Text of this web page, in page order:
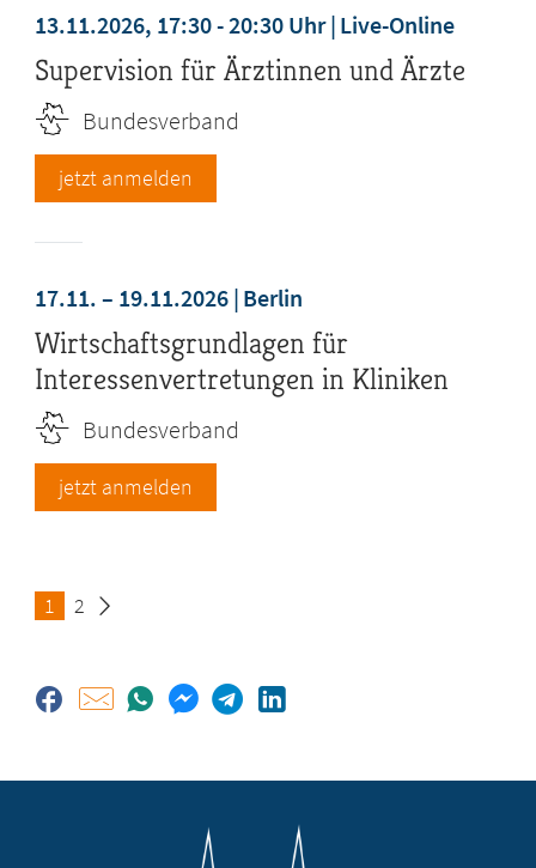
13.11.2026, 17:30 - 20:30 Uhr Live-Online
Supervision für Ärztinnen und Ärzte
Bundesverband
jetzt anmelden
17.11. – 19.11.2026 Berlin
Wirtschaftsgrundlagen für
Interessenvertretungen in Kliniken
Bundesverband
jetzt anmelden
Seite
1 Seite
2